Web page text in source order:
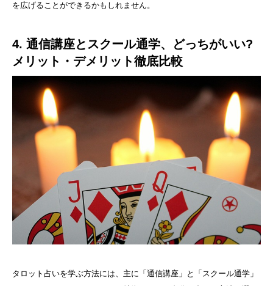
を広げることができるかもしれません。
4. 通信講座とスクール通学、どっちがいい?
メリット・デメリット徹底比較
タロット占いを学ぶ方法には、主に「通信講座」と「スクール通学」